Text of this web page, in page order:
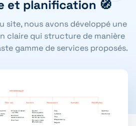
et planification 🧭
site, nous avons développé une
claire qui structure de manière
gamme de services proposés.